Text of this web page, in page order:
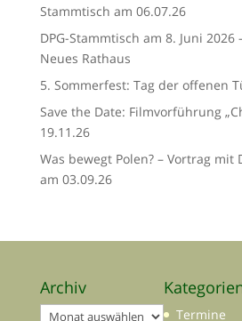
Stammtisch am 06.07.26
DPG-Stammtisch am 8. Juni 2026
Neues Rathaus
5. Sommerfest: Tag der offenen
Save the Date: Filmvorführung
19.11.26
Was bewegt Polen? – Vortrag mit
am 03.09.26
Archiv
Archiv Termine